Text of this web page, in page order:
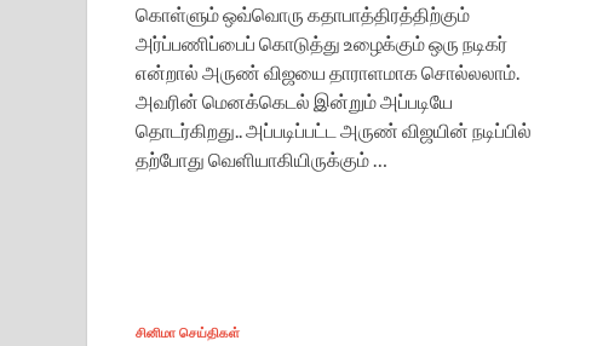
கொள்ளும் ஒவ்வொரு கதாபாத்திரத்திற்கும்
அர்ப்பணிப்பைப் கொடுத்து உழைக்கும் ஒரு நடிகர்
என்றால் அருண் விஜயை தாராளமாக சொல்லலாம்.
அவரின் மெனக்கெடல் இன்றும் அப்படியே
தொடர்கிறது.. அப்படிப்பட்ட அருண் விஜயின் நடிப்பில்
தற்போது வெளியாகியிருக்கும் …
சினிமா செய்திகள்